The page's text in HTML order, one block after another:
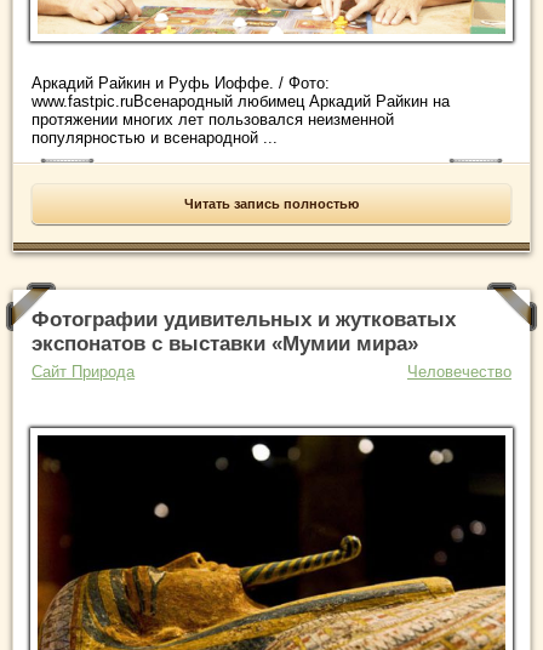
Аркадий Райкин и Руфь Иоффе. / Фото:
www.fastpic.ruВсенародный любимец Аркадий Райкин на
протяжении многих лет пользовался неизменной
популярностью и всенародной ...
Читать запись полностью
Фотографии удивительных и жутковатых
экспонатов с выставки «Мумии мира»
Сайт Природа Человечество